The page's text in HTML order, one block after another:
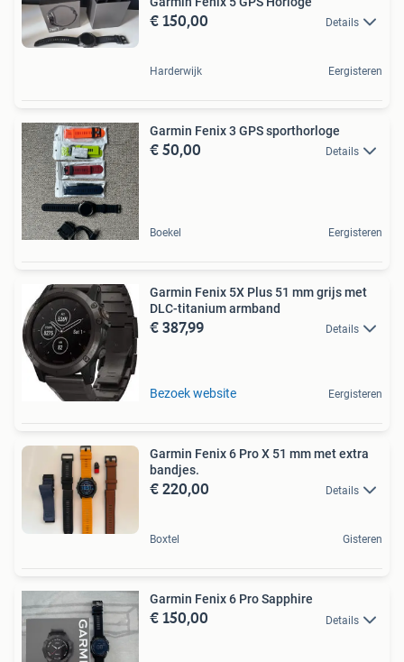
€ 150,00 Details
Harderwijk Eergisteren
Garmin Fenix 3 GPS sporthorloge
€ 50,00 Details
Boekel Eergisteren
Garmin Fenix 5X Plus 51 mm grijs met
DLC-titanium armband
€ 387,99 Details
Bezoek website Eergisteren
Garmin Fenix 6 Pro X 51 mm met extra
bandjes.
€ 220,00 Details
Boxtel Gisteren
Garmin Fenix 6 Pro Sapphire
€ 150,00 Details